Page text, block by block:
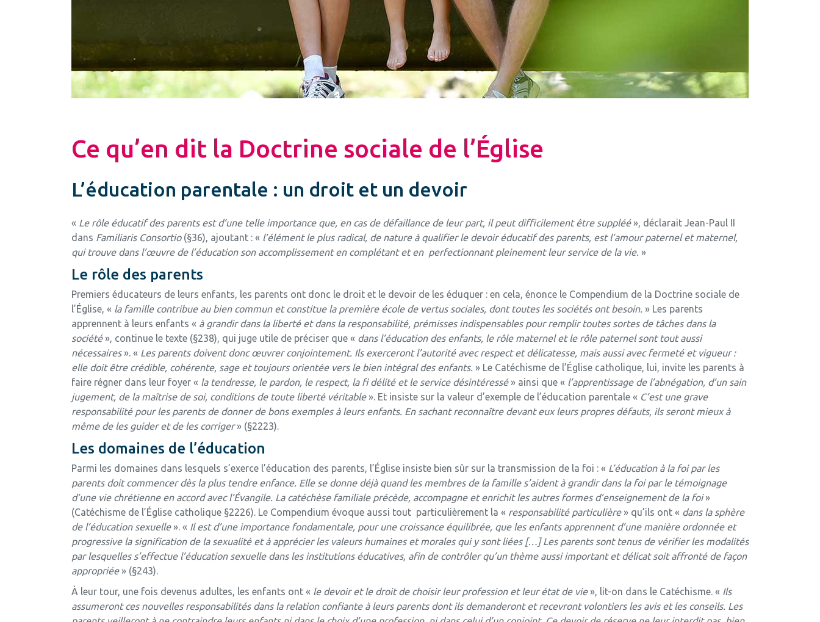
Ce qu’en dit la Doctrine sociale de l’Église
L’éducation parentale : un droit et un devoir
« Le rôle éducatif des parents est d’une telle importance que, en cas de défaillance de leur part, il peut difficilement être suppléé», déclarait Jean-Paul II
dans Familiaris Consortio(§36), ajoutant : « l’élément le plus radical, de nature à qualifier le devoir éducatif des parents, est l’amour paternel et maternel,
qui trouve dans l’œuvre de l’éducation son accomplissement en complétant et en perfectionnant pleinement leur service de la vie. »
Le rôle des parents
Premiers éducateurs de leurs enfants, les parents ont donc le droit et le devoir de les éduquer : en cela, énonce le Compendium de la Doctrine sociale de
l’Église, « la famille contribue au bien commun et constitue la première école de vertus sociales, dont toutes les sociétés ont besoin. » Les parents
apprennent à leurs enfants « à grandir dans la liberté et dans la responsabilité, prémisses indispensables pour remplir toutes sortes de tâches dans la
société», continue le texte (§238), qui juge utile de préciser que « dans l’éducation des enfants, le rôle maternel et le rôle paternelsont tout aussi
nécessaires». « Les parents doivent donc œuvrer conjointement. Ils exerceront l’autorité avec respect et délicatesse, mais aussi avec fermeté et vigueur :
elle doit être crédible, cohérente, sage et toujours orientée vers le bien intégral des enfants. » Le Catéchisme de l’Église catholique, lui, invite les parents à
faire régner dans leur foyer « la tendresse, le pardon, le respect, la fi délité et le service désintéressé» ainsi que « l’apprentissage de l’abnégation, d’un sain
jugement, de la maîtrise de soi, conditions de toute liberté véritable». Et insiste sur la valeur d’exemple de l’éducation parentale « C’est une grave
responsabilité pour les parents de donner de bons exemples à leurs enfants. En sachant reconnaître devant eux leurs propres défauts, ils seront mieux à
même de les guider et de les corriger» (§2223).
Les domaines de l’éducation
Parmi les domaines dans lesquels s’exerce l’éducation des parents, l’Église insiste bien sûr sur la transmission de la foi : « L’éducation à la foi par les
parents doit commencer dès la plus tendre enfance. Elle se donne déjà quand les membres de la famille s’aident à grandir dans la foi par le témoignage
d’une vie chrétienne en accord avec l’Évangile. La catéchèse familiale précède, accompagne et enrichit les autres formes d’enseignement de la foi»
(Catéchisme de l’Église catholique §2226). Le Compendium évoque aussi tout particulièrement la « responsabilité particulière» qu’ils ont « dans la sphère
de l’éducation sexuelle». « Il est d’une importance fondamentale, pour une croissance équilibrée, que les enfants apprennent d’une manière ordonnée et
progressive la signification de la sexualité et à apprécier les valeurs humaines et morales qui y sont liées […] Les parents sont tenus de vérifier les modalités
par lesquelles s’effectue l’éducation sexuelle dans les institutions éducatives, afin de contrôler qu’un thème aussi important et délicat soit affronté de façon
appropriée» (§243).
À leur tour, une fois devenus adultes, les enfants ont « le devoir et le droit de choisir leur profession et leur état de vie», lit-on dans le Catéchisme. « Ils
assumeront ces nouvelles responsabilités dans la relation confiante à leurs parents dont ils demanderont et recevront volontiers les avis et les conseils. Les